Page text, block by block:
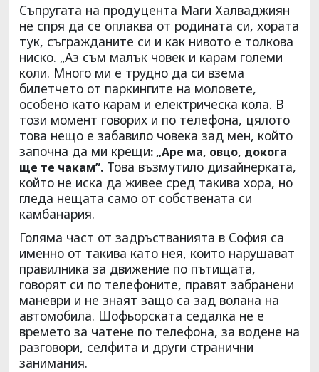
Съпругата на продуцента Маги Халваджиян
не спря да се оплаква от родината си, хората
тук, съгражданите си и как нивото е толкова
ниско. „Аз съм малък човек и карам големи
коли. Много ми е трудно да си взема
билетчето от паркингите на моловете,
особено като карам и електрическа кола. В
този момент говорих и по телефона, цялото
това нещо е забавило човека зад мен, който
започна да ми крещи: „Аре ма, овцо, докога
ще те чакам”. Това възмутило дизайнерката,
който не иска да живее сред такива хора, но
гледа нещата само от собствената си
камбанария.
Голяма част от задръстванията в София са
именно от такива като нея, които нарушават
правилника за движение по пътищата,
говорят си по телефоните, правят забранени
маневри и не знаят защо са зад волана на
автомобила. Шофьорската седалка не е
времето за чатене по телефона, за водене на
разговори, селфита и други странични
занимания.